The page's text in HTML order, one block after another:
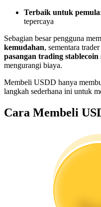
Informasi
Memandu
Terbaik untuk
tepercaya
Sebagian besar pengguna
kemudahan, sementara
pasangan trading
mengurangi biaya.
Membeli USDD hanya
langkah sederhana ini untuk
Cara Membeli